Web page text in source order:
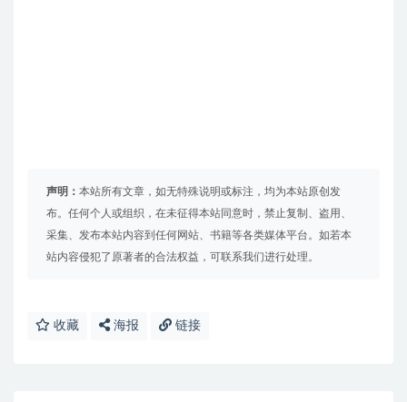
声明： 本站所有文章，如无特殊说明或标注，均为本站原创发
布。任何个人或组织，在未征得本站同意时，禁止复制、盗用、
采集、发布本站内容到任何网站、书籍等各类媒体平台。如若本
站内容侵犯了原著者的合法权益，可联系我们进行处理。
收藏 海报 链接